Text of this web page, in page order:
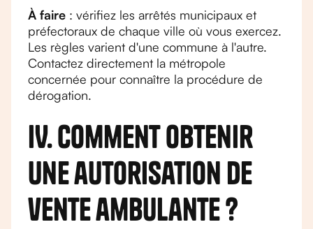
À faire : vérifiez les arrêtés municipaux et
préfectoraux de chaque ville où vous exercez.
Les règles varient d'une commune à l'autre.
Contactez directement la métropole
concernée pour connaître la procédure de
dérogation.
IV. Comment obtenir
une autorisation de
vente ambulante ?